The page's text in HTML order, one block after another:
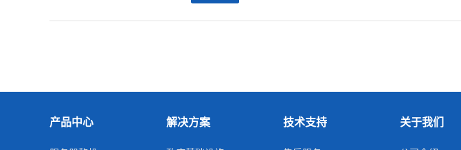
产品中心 解决方案 技术支持 关于我们